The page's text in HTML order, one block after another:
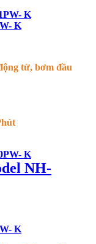
K
từ, bơm đầu
NH-
K